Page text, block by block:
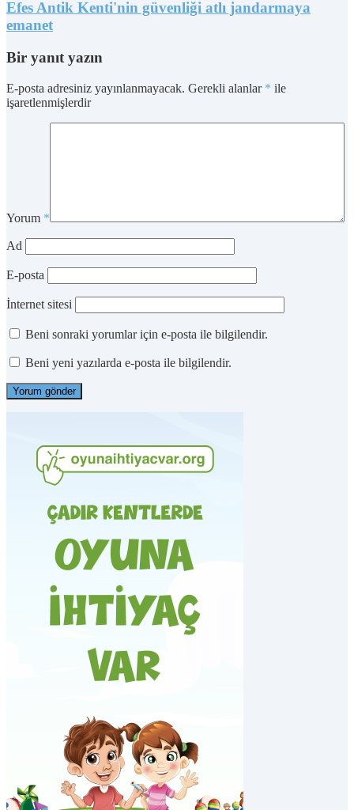
Efes Antik Kenti'nin güvenliği atlı jandarmaya
emanet
Bir yanıt yazın
E-posta adresiniz yayınlanmayacak. Gerekli alanlar * ile
işaretlenmişlerdir
Yorum *
Ad
E-posta
İnternet sitesi
Beni sonraki yorumlar için e-posta ile bilgilendir.
Beni yeni yazılarda e-posta ile bilgilendir.